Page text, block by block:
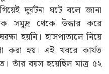
দুর্ঘটনা ঘটে বলে জানা
সমুদ্র থেকে উদ্ধার করে
হয়নি। হাসপাতালে নিয়ে
করা হয়। এই খবরে কার্যত
তাঁর বয়স হয়েছিল মাত্র ৫২